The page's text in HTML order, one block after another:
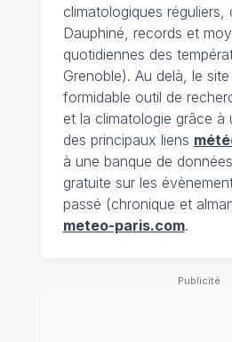
climatologiques réguliers,
Dauphiné, records et
quotidiennes des
Grenoble). Au delà, le
formidable outil de
et la climatologie grâce à
des principaux liens
à une banque de
gratuite sur les
passé (chronique et
meteo-paris.com.